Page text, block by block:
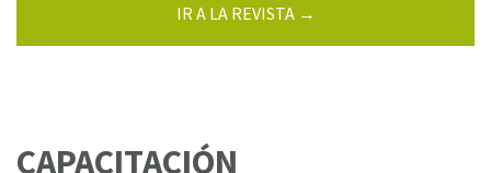
IR A LA REVISTA →
CAPACITACIÓN